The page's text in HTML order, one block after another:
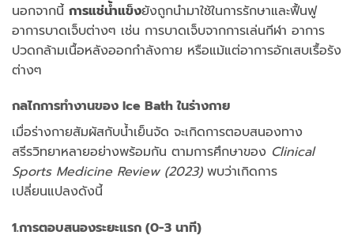
นอกจากนี้ การแช่น้ำแข็งยังถูกนำมาใช้ในการรักษาและฟื้นฟู
อาการบาดเจ็บต่างๆ เช่น การบาดเจ็บจากการเล่นกีฬา อาการ
ปวดกล้ามเนื้อหลังออกกำลังกาย หรือแม้แต่อาการอักเสบเรื้อรัง
ต่างๆ
กลไกการทำงานของ Ice Bath ในร่างกาย
เมื่อร่างกายสัมผัสกับน้ำเย็นจัด จะเกิดการตอบสนองทาง
สรีรวิทยาหลายอย่างพร้อมกัน ตามการศึกษาของ Clinical
Sports Medicine Review (2023)พบว่าเกิดการ
เปลี่ยนแปลงดังนี้
1.การตอบสนองระยะแรก (0-3 นาที)